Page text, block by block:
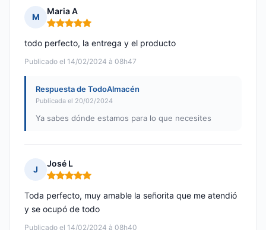
M
Maria A
Nota: 5 de 5
Publicado el 14/02/2024 à 08h47
todo perfecto, la entrega y el producto
Respuesta de TodoAlmacén
Publicada el 20/02/2024
Ya sabes dónde estamos para lo que necesites
J
José L
Nota: 5 de 5
Publicado el 14/02/2024 à 08h40
Toda perfecto, muy amable la señorita que me atendió
y se ocupó de todo